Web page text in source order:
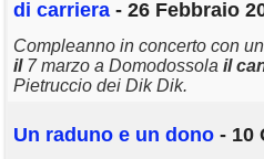
di carriera - 26 Febbraio
Compleanno in concerto con
il7 marzo a Domodossola il
Pietruccio dei Dik Dik.
Un raduno e un dono - 10